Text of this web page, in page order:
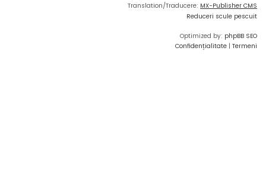
Translation/Traducere: MX-Publisher CMS
Reduceri scule pescuit
Optimized by: phpBB SEO
Confidențialitate | Termeni